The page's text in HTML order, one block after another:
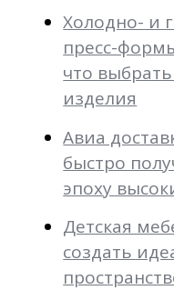
Холодно- и
пресс-
что
изделия
Авиа
быстро
эпоху
Детская
создать